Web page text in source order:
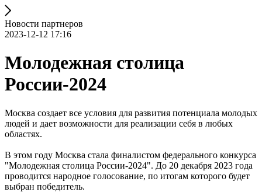
Новости партнеров
2023-12-12 17:16
Молодежная столица
России-2024
Москва создает все условия для развития потенциала молодых
людей и дает возможности для реализации себя в любых
областях.
В этом году Москва стала финалистом федерального конкурса
"Молодежная столица России-2024". До 20 декабря 2023 года
проводится народное голосование, по итогам которого будет
выбран победитель.